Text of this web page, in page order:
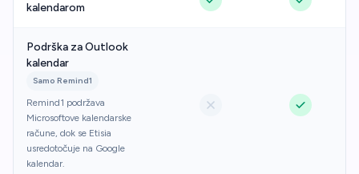
kalendarom
Podrška za Outlook
kalendar
Samo Remind1
Remind1 podržava
Microsoftove kalendarske
račune, dok se Etisia
usredotočuje na Google
kalendar.